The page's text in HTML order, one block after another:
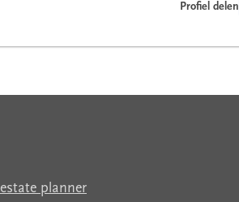
Profiel delen
planner